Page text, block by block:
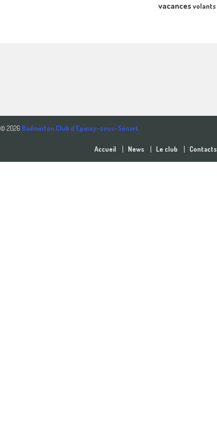
vacancesvolants
© 2026 Badminton Club d'Epinay-sous-Sénart
Accueil News Le club Contacts